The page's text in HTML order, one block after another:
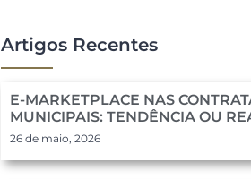
Artigos Recentes
E-MARKETPLACE NAS
MUNICIPAIS: TENDÊNCIA OU
26 de maio, 2026